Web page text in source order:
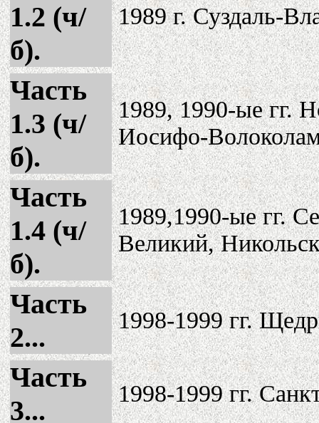
1.2 (ч/
б).
1989 г. Суздаль-
Часть
1.3 (ч/
б).
1989, 1990-ые гг.
Иосифо-
Часть
1.4 (ч/
б).
1989,1990-ые гг.
Великий,
Часть
2...
1998-1999 гг.
Часть
3...
1998-1999 гг.